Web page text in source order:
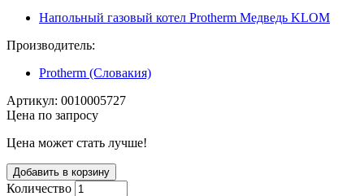
Напольный газовый котел Protherm Медведь KLOM
Производитель:
Protherm (Словакия)
Артикул: 0010005727
Цена по запросу
Цена может стать лучше!
Количество